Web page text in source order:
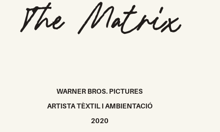
The Matrix
WARNER BROS. PICTURES
ARTISTA TÈXTIL I AMBIENTACIÓ
2020